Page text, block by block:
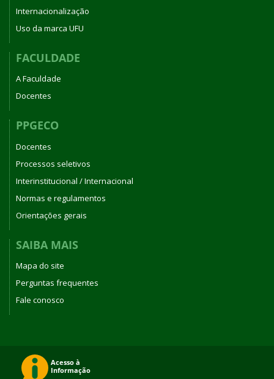
Internacionalização
Uso da marca UFU
FACULDADE
A Faculdade
Docentes
PPGECO
Docentes
Processos seletivos
Interinstitucional / Internacional
Normas e regulamentos
Orientações gerais
SAIBA MAIS
Mapa do site
Perguntas frequentes
Fale conosco